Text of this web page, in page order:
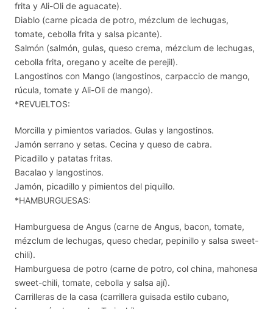
frita y Ali-Oli de aguacate).
Diablo (carne picada de potro, mézclum de lechugas,
tomate, cebolla frita y salsa picante).
Salmón (salmón, gulas, queso crema, mézclum de lechugas,
cebolla frita, oregano y aceite de perejil).
Langostinos con Mango (langostinos, carpaccio de mango,
rúcula, tomate y Ali-Oli de mango).
*REVUELTOS:
Morcilla y pimientos variados. Gulas y langostinos.
Jamón serrano y setas. Cecina y queso de cabra.
Picadillo y patatas fritas.
Bacalao y langostinos.
Jamón, picadillo y pimientos del piquillo.
*HAMBURGUESAS:
Hamburguesa de Angus (carne de Angus, bacon, tomate,
mézclum de lechugas, queso chedar, pepinillo y salsa sweet-
chili).
Hamburguesa de potro (carne de potro, col china, mahonesa
sweet-chili, tomate, cebolla y salsa ají).
Carrilleras de la casa (carrillera guisada estilo cubano,